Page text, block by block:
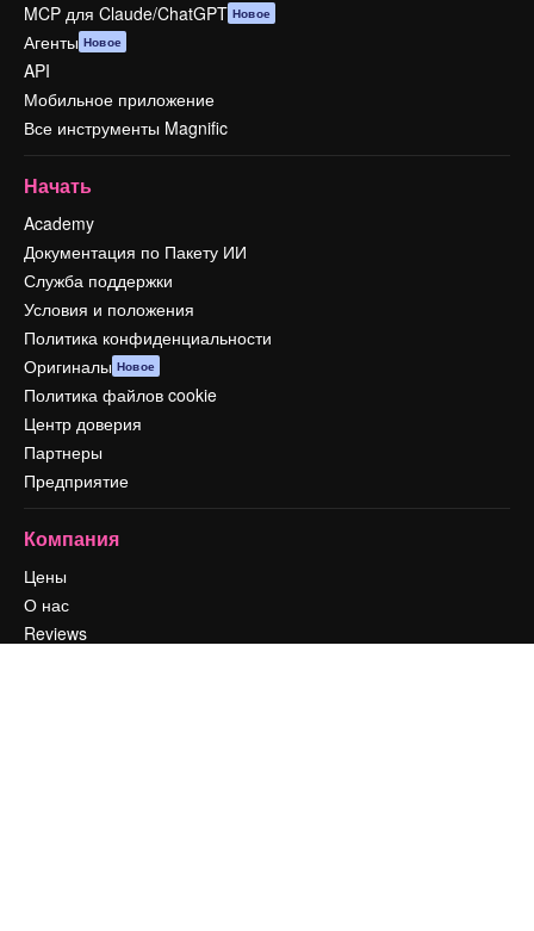
MCP для Claude/ChatGPT Новое
Агенты Новое
API
Мобильное приложение
Все инструменты Magnific
Начать
Academy
Документация по Пакету ИИ
Служба поддержки
Условия и положения
Политика конфиденциальности
Оригиналы Новое
Политика файлов cookie
Центр доверия
Партнеры
Предприятие
Компания
Цены
О нас
Reviews